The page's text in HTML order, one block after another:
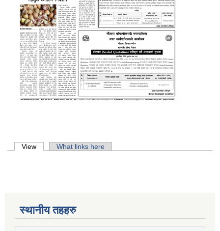
Primary tabs
View (active tab)What links here
स्थानीय तहहरु